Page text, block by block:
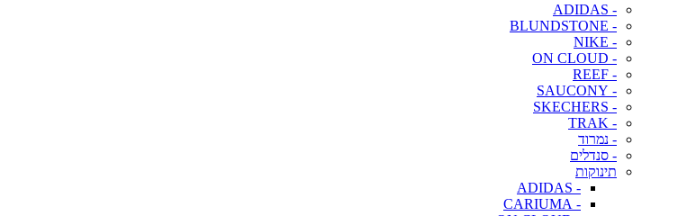
- ADIDAS
- BLUNDSTONE
- NIKE
- ON CLOUD
- REEF
- SAUCONY
- SKECHERS
- TRAK
- נמרוד
- סנדלים
תינוקות
- ADIDAS
- CARIUMA